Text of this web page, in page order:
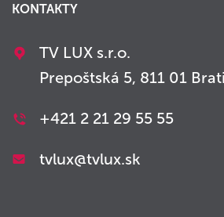
KONTAKTY
TV LUX s.r.o.
Prepoštská 5, 811 01
+421 2 21 29 55 55
tvlux@tvlux.sk